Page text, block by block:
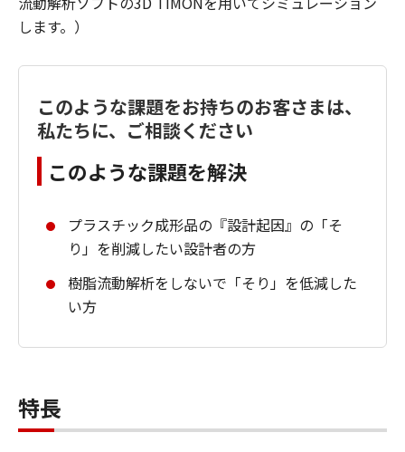
します。）
このような課題をお持ちのお客さまは、
私たちに、ご相談ください
このような課題を解決
プラスチック成形品の『設計起因』の「そ
り」を削減したい設計者の方
樹脂流動解析をしないで「そり」を低減した
い方
特長